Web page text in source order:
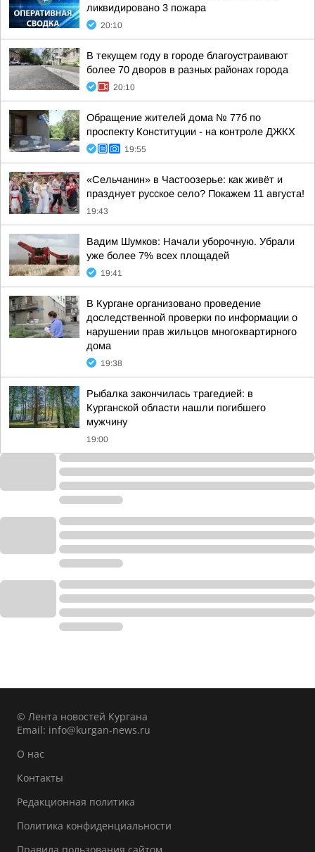
ликвидировано 3 пожара
20:10
В текущем году в городе благоустраивают
более 70 дворов в разных районах города
20:10
Обращение жителей дома № 77б по
проспекту Конституции - на контроле ДЖКХ
19:55
«Сельчанин» в Частоозерье: как живёт и
празднует русское село? Покажем 11 августа!
19:43
Вадим Шумков: Начали уборочную. Убрали
уже более 7% всех площадей
19:41
В Кургане организовано проведение
доследственной проверки по информации о
нарушении прав жильцов многоквартирного
дома
19:38
Рыбалка закончилась трагедией: в
Курганской области нашли погибшего
мужчину
19:00
© Лента новостей Кургана
Email: info@kurgan-news.ru
О нас
Контакты
Редакционная политика
Политика конфиденциальности